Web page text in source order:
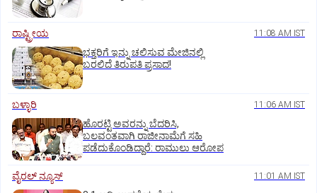
ರಾಷ್ಟ್ರೀಯ 11:08 AM IST
ಭಕ್ತರಿಗೆ ಇನ್ನು ಚಲಿಸುವ ಮೇಜಿನಲ್ಲಿ
ಬರಲಿದೆ ತಿರುಪತಿ ಪ್ರಸಾದ!
ಬಳ್ಳಾರಿ 11:06 AM IST
ಹೊರಟ್ಟಿ ಅವರನ್ನು ಬೆದರಿಸಿ,
ಬಲವಂತವಾಗಿ ರಾಜೀನಾಮೆಗೆ ಸಹಿ
ಪಡೆದುಕೊಂಡಿದ್ದಾರೆ: ರಾಮುಲು ಆರೋಪ
ವೈರಲ್ ನ್ಯೂಸ್ 11:01 AM IST